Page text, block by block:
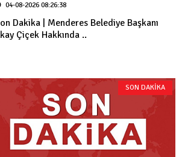
04-08-2026 08:26:38
Dakika | Menderes Belediye Başkanı
Çiçek Hakkında ..
SON DAKİKA